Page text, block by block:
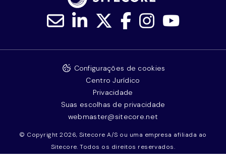
© Copyright 2026, Sitecore A/S ou uma empresa afiliada ao
Sitecore. Todos os direitos reservados.
Configurações de cookies
Centro Jurídico
Privacidade
Suas escolhas de privacidade
webmaster@sitecore.net